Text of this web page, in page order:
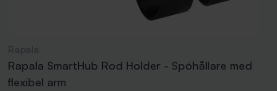
Rapala SmartHub Rod Holder - Spöhållare med
flexibel arm